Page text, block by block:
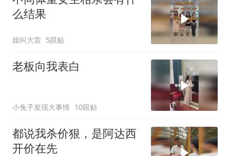
么结果
姐叫大雷 5跟贴
老板向我表白
小兔子发现大事情 10跟贴
都说我杀价狠，是阿达西
开价在先